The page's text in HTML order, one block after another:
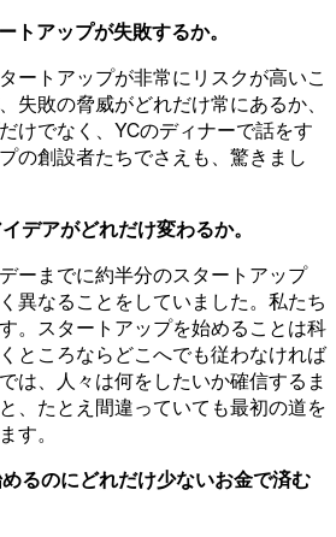
トアップが失敗するか。
ートアップが非常にリスクが高いこ
失敗の脅威がどれだけ常にあるか、
けでなく、YCのディナーで話をす
の創設者たちでさえも、驚きまし
デアがどれだけ変わるか。
ーまでに約半分のスタートアップ
異なることをしていました。私たち
。スタートアップを始めることは科
ところならどこへでも従わなければ
は、人々は何をしたいか確信するま
、たとえ間違っていても最初の道を
す。
るのにどれだけ少ないお金で済む